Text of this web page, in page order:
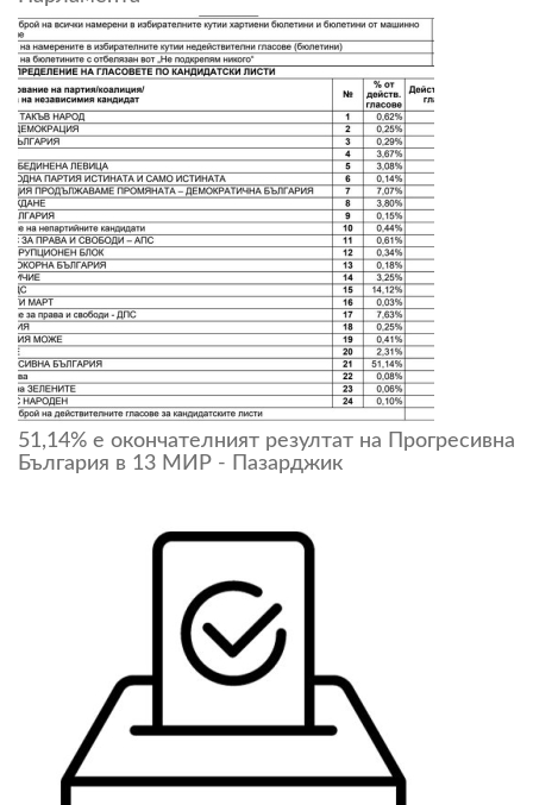
51,14% е окончателният резултат на Прогресивна
България в 13 МИР - Пазарджик